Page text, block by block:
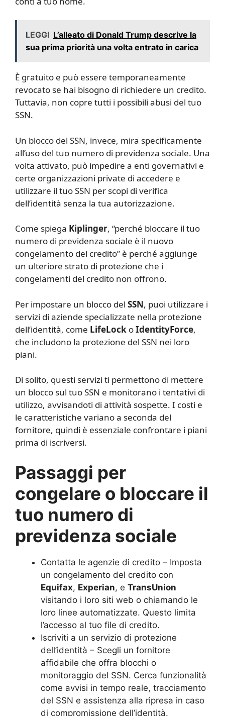
LEGGI L’alleato di Donald Trump descrive la
sua prima priorità una volta entrato in carica
È gratuito e può essere temporaneamente
revocato se hai bisogno di richiedere un credito.
Tuttavia, non copre tutti i possibili abusi del tuo
SSN.
Un blocco del SSN, invece, mira specificamente
all’uso del tuo numero di previdenza sociale. Una
volta attivato, può impedire a enti governativi e
certe organizzazioni private di accedere e
utilizzare il tuo SSN per scopi di verifica
dell’identità senza la tua autorizzazione.
Come spiega Kiplinger, “perché bloccare il tuo
numero di previdenza sociale è il nuovo
congelamento del credito” è perché aggiunge
un ulteriore strato di protezione che i
congelamenti del credito non offrono.
Per impostare un blocco del SSN, puoi utilizzare i
servizi di aziende specializzate nella protezione
dell’identità, come LifeLock oIdentityForce,
che includono la protezione del SSN nei loro
piani.
Di solito, questi servizi ti permettono di mettere
un blocco sul tuo SSN e monitorano i tentativi di
utilizzo, avvisandoti di attività sospette. I costi e
le caratteristiche variano a seconda del
fornitore, quindi è essenziale confrontare i piani
prima di iscriversi.
Passaggi per
congelare o bloccare il
tuo numero di
previdenza sociale
Contatta le agenzie di credito – Imposta
un congelamento del credito con
Equifax, Experian, e TransUnion
visitando i loro siti web o chiamando le
loro linee automatizzate. Questo limita
l’accesso al tuo file di credito.
Iscriviti a un servizio di protezione
dell’identità – Scegli un fornitore
affidabile che offra blocchi o
monitoraggio del SSN. Cerca funzionalità
come avvisi in tempo reale, tracciamento
del SSN e assistenza alla ripresa in caso
di compromissione dell’identità.